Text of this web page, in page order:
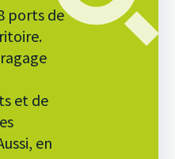
ports de
et de
en